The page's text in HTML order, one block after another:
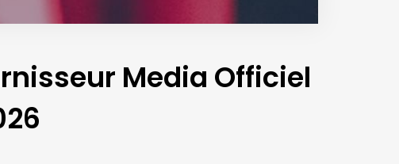
Media Officiel